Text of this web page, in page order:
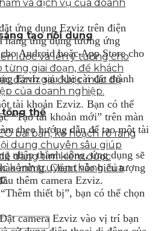
và dịch vụ của doanh
tạo nội dung
lược và lên ý tưởng cho
giai đoạn, để khách
đánh giá được mức độ
của doanh nghiệp.
tổng thể
bài bản, kế hoạch rõ ràng
dung chuyên sâu giúp
dàng tìm kiếm được
kênh truyền thông của
ứng dụng Ezviz trên điện
hàng ứng dụng tương ứng
Android hoặc App Store cho
Ezviz sau khi cài đặt thành
tài khoản Ezviz. Bạn có thể
“Tạo tài khoản mới” trên màn
theo hướng dẫn để tạo một tài
nhập thành công, ứng dụng sẽ
mừng. Chạm vào biểu tượng
thêm camera Ezviz.
thiết bị”, bạn có thể chọn
camera Ezviz vào vị trí bạn